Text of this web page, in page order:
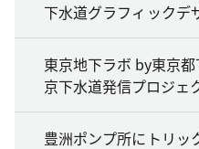
下水道グラフィックデ
東京地下ラボ by東京
京下水道発信プロジェ
豊洲ポンプ所にトリッ